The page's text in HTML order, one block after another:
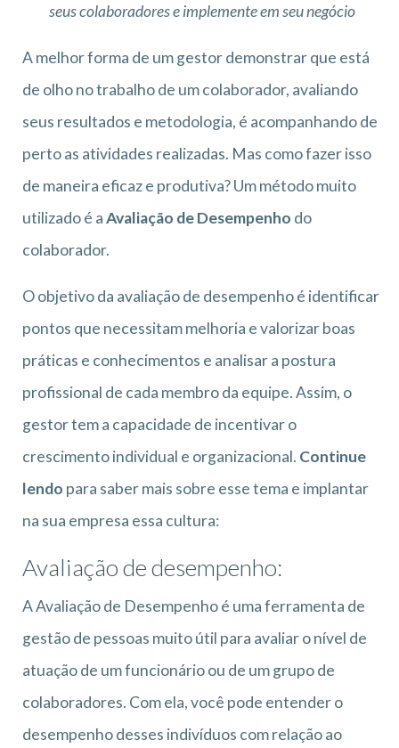
seus colaboradores e implemente em seu negócio
A melhor forma de um gestor demonstrar que está
de olho no trabalho de um colaborador, avaliando
seus resultados e metodologia, é acompanhando de
perto as atividades realizadas. Mas como fazer isso
de maneira eficaz e produtiva? Um método muito
utilizado é aAvaliação de Desempenho do
colaborador.
O objetivo da avaliação de desempenho é identificar
pontos que necessitam melhoria e valorizar boas
práticas e conhecimentos e analisar a postura
profissional de cada membro da equipe. Assim, o
gestor tem a capacidade de incentivar o
crescimento individual e organizacional. Continue
lendo para saber mais sobre esse tema e implantar
na sua empresa essa cultura:
Avaliação de desempenho:
A Avaliação de Desempenho é uma ferramenta de
gestão de pessoas muito útil para avaliar o nível de
atuação de um funcionário ou de um grupo de
colaboradores. Com ela, você pode entender o
desempenho desses indivíduos com relação ao